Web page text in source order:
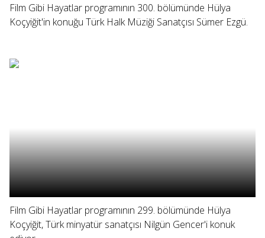
Film Gibi Hayatlar programının 300. bölümünde Hülya
Koçyiğit'in konuğu Türk Halk Müziği Sanatçısı Sümer Ezgü.
Film Gibi Hayatlar programının 299. bölümünde Hülya
Koçyiğit, Türk minyatür sanatçısı Nilgün Gencer'i konuk